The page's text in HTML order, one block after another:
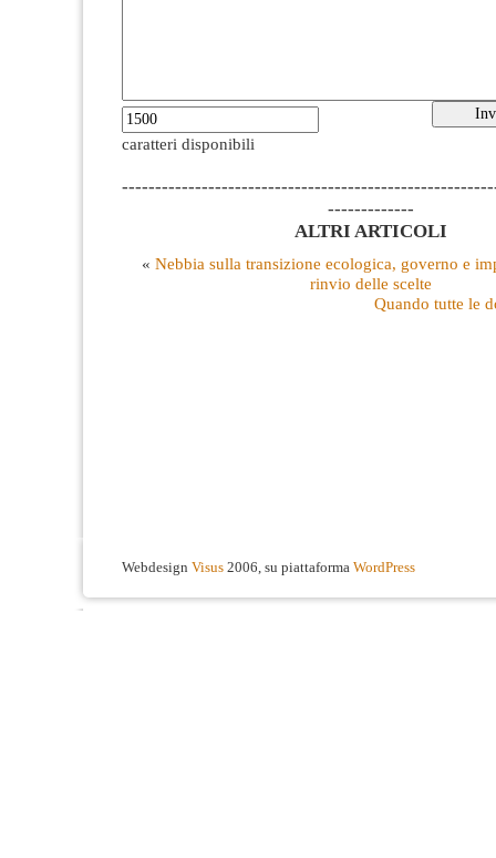
caratteri disponibili
-------------
ALTRI ARTICOLI
« Nebbia sulla transizione ecologica, governo e
rinvio delle scelte
Quando tutte le
Webdesign Visus 2006, su piattaforma WordPress